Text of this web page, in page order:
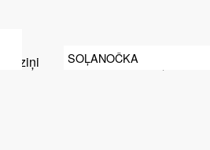
SOĻANOČKA